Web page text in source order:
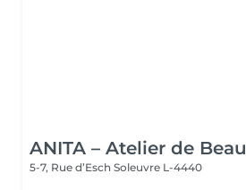
ANITA – Atelier de
5-7, Rue d’Esch Soleuvre L-4440